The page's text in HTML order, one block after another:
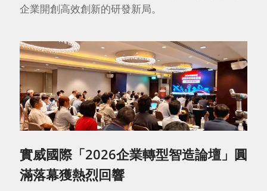
企業開創高效創新的研發新局。
實威國際「2026企業轉型智造論壇」圓
滿落幕獲熱烈回響